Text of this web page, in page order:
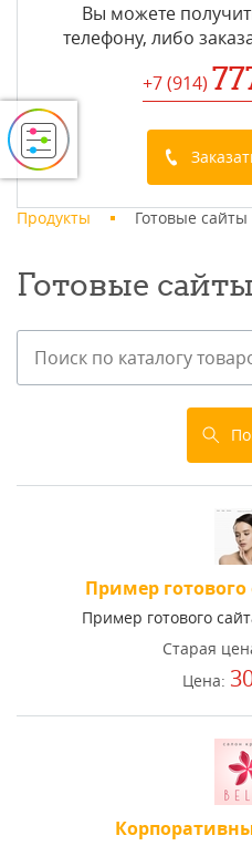
Вы можете
телефону, либо
+7 (914)
Продукты Готовые сайты
Готовые сайты
Пример
Пример готового
Старая
Цена: